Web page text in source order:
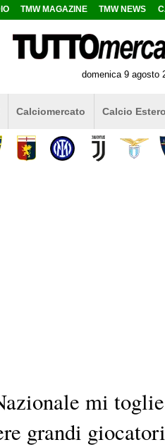
TMW MAGAZINE TMW NEWS
domenica 9 agosto
Calciomercato Calcio Estero
mi
grandi